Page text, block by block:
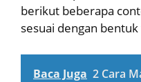
berikut beberapa
sesuai dengan
Baca Juga 2 Cara